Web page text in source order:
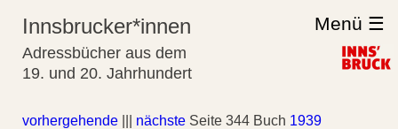
Innsbrucker*innen
Adressbücher aus dem
19. und 20. Jahrhundert
Menü ☰
vorhergehende nächste Seite 344 Buch 1939